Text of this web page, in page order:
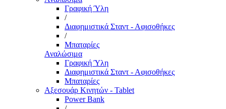
Γραφική Ύλη
/
Διαφημιστικά Σταντ - Αφισοθήκες
/
Μπαταρίες
Αναλώσιμα
Γραφική Ύλη
Διαφημιστικά Σταντ - Αφισοθήκες
Μπαταρίες
Αξεσουάρ Κινητών - Tablet
Power Bank